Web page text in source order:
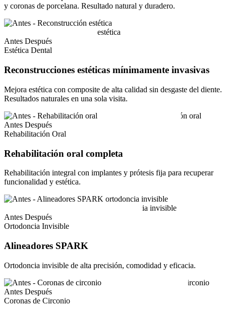
y coronas de porcelana. Resultado natural y duradero.
Antes Después
Estética Dental
Reconstrucciones estéticas mínimamente invasivas
Mejora estética con composite de alta calidad sin desgaste del diente.
Resultados naturales en una sola visita.
Antes Después
Rehabilitación Oral
Rehabilitación oral completa
Rehabilitación integral con implantes y prótesis fija para recuperar
funcionalidad y estética.
Antes Después
Ortodoncia Invisible
Alineadores SPARK
Ortodoncia invisible de alta precisión, comodidad y eficacia.
Antes Después
Coronas de Circonio